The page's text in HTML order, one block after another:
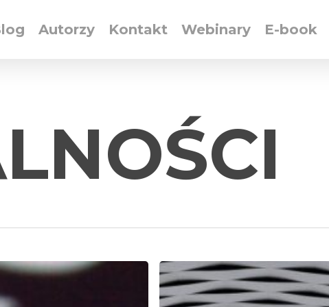
Autorzy Kontakt Webinary E-book